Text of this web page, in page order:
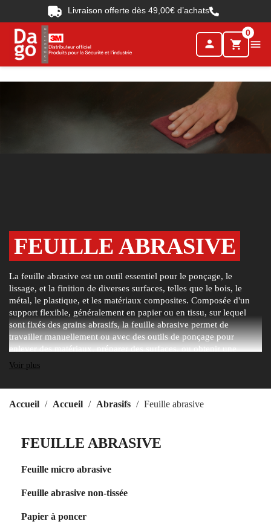
Livraison offerte dès 49,00€ d’achats
person shopping_cart
0

FEUILLE ABRASIVE
La feuille abrasive est un outil essentiel pour le ponçage, le
lissage, et la finition de diverses surfaces, telles que le bois, le
métal, le plastique, et les matériaux composites. Composée d'un
support flexible, généralement en papier ou en tissu, sur lequel
sont fixés des grains abrasifs, la feuille abrasive permet de
travailler manuellement ou avec des outils de ponçage pour
enlever des matériaux, préparer des surfaces, ou obtenir une
finition lisse. Disponible en différentes granulométries, allant du
grossier pour le décapage rapide au fin pour les travaux de
Elle est particulièrement appréciée pour sa capacité à s'adapter à
Voir plus
Accueil Accueil Abrasifs Feuille abrasive
FEUILLE ABRASIVE
Feuille micro abrasive
Feuille abrasive non-tissée
Papier à poncer